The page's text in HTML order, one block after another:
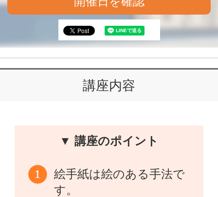
講座内容
▼ 講座のポイント
絵手紙は絵のある手法で
す。